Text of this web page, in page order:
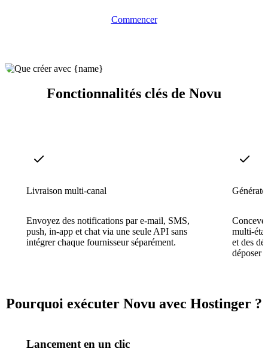
Commencer
Fonctionnalités clés de Novu
Livraison multi-canal
Envoyez des notifications par e-mail, SMS,
push, in-app et chat via une seule API sans
intégrer chaque fournisseur séparément.
multi-
et des
déposer
Pourquoi exécuter Novu avec Hostinger ?
Lancement en un clic